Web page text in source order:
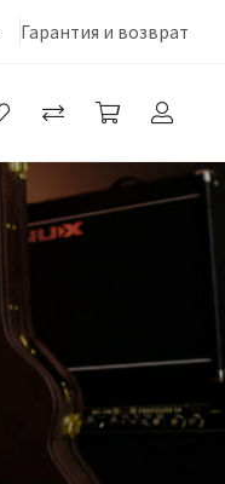
Гарантия и возврат